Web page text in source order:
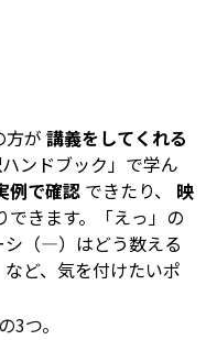
方が 講義をしてくれる
ンドブック」で学ん
例で確認 できたり、 映
できます。「えっ」の
シ（―）はどう数える
ど、気を付けたいポ
3つ。